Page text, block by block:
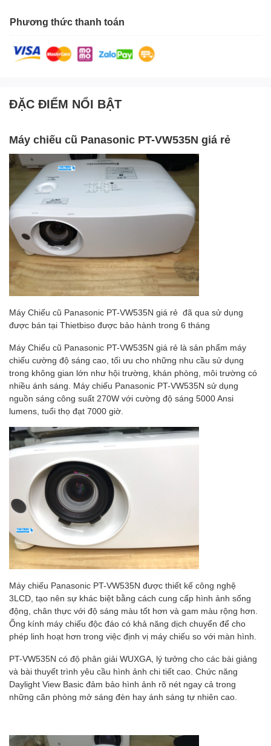
Phương thức thanh toán
ĐẶC ĐIỂM NỔI BẬT
Máy chiếu cũ Panasonic PT-VW535N giá rẻ
Máy Chiếu cũ Panasonic PT-VW535N giá rẻ đã qua sử dụng
được bán tại Thietbiso được bảo hành trong 6 tháng
Máy Chiếu cũ Panasonic PT-VW535N giá rẻ là sản phẩm máy
chiếu cường độ sáng cao, tối ưu cho những nhu cầu sử dụng
trong không gian lớn như hội trường, khán phòng, môi trường có
nhiều ánh sáng. Máy chiếu Panasonic PT-VW535N sử dụng
nguồn sáng công suất 270W với cường độ sáng 5000 Ansi
lumens, tuổi thọ đạt 7000 giờ.
Máy chiếu Panasonic PT-VW535N được thiết kế công nghệ
3LCD, tạo nên sự khác biệt bằng cách cung cấp hình ảnh sống
động, chân thực với độ sáng màu tốt hơn và gam màu rộng hơn.
Ống kính máy chiếu độc đáo có khả năng dịch chuyển để cho
phép linh hoạt hơn trong việc định vị máy chiếu so với màn hình.
PT-VW535N có độ phân giải WUXGA, lý tưởng cho các bài giảng
và bài thuyết trình yêu cầu hình ảnh chi tiết cao. Chức năng
Daylight View Basic đảm bảo hình ảnh rõ nét ngay cả trong
những căn phòng mở sáng đèn hay ánh sáng tự nhiên cao.